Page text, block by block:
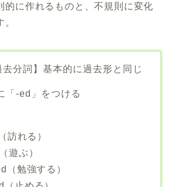
的に作れるものと、不規則に変化
去分詞】基本的に過去形と同じ
「-ed」をつける
れる）
遊ぶ）
勉強する）